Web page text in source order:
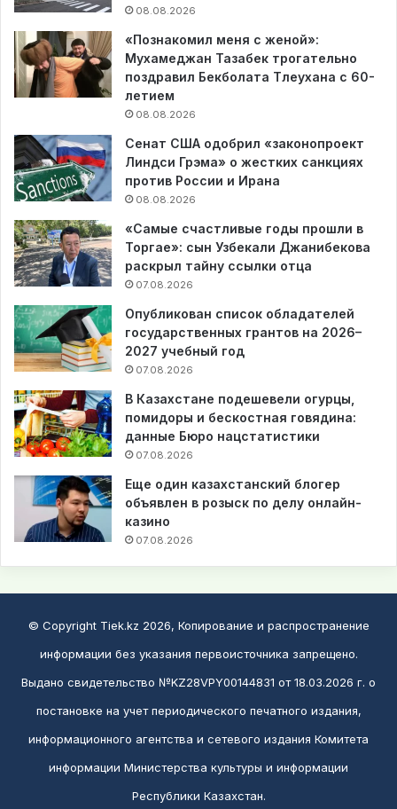
08.08.2026
«Познакомил меня с женой»:
Мухамеджан Тазабек трогательно
поздравил Бекболата Тлеухана с 60-
летием
08.08.2026
Сенат США одобрил «законопроект
Линдси Грэма» о жестких санкциях
против России и Ирана
08.08.2026
«Самые счастливые годы прошли в
Торгае»: сын Узбекали Джанибекова
раскрыл тайну ссылки отца
07.08.2026
Опубликован список обладателей
государственных грантов на 2026–
2027 учебный год
07.08.2026
В Казахстане подешевели огурцы,
помидоры и бескостная говядина:
данные Бюро нацстатистики
07.08.2026
Еще один казахстанский блогер
объявлен в розыск по делу онлайн-
казино
07.08.2026
© Copyright Tiek.kz 2026, Копирование и распространение
информации без указания первоисточника запрещено.
Выдано свидетельство №KZ28VPY00144831 от 18.03.2026 г. о
постановке на учет периодического печатного издания,
информационного агентства и сетевого издания Комитета
информации Министерства культуры и информации
Республики Казахстан.